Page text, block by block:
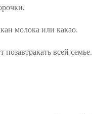
молока или какао.
всей семье.